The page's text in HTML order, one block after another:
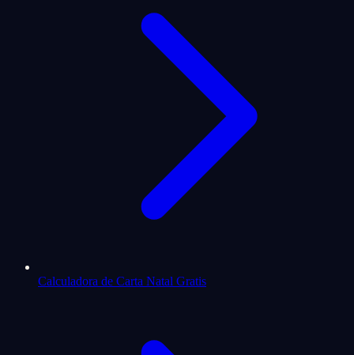
Calculadora de Carta Natal Gratis